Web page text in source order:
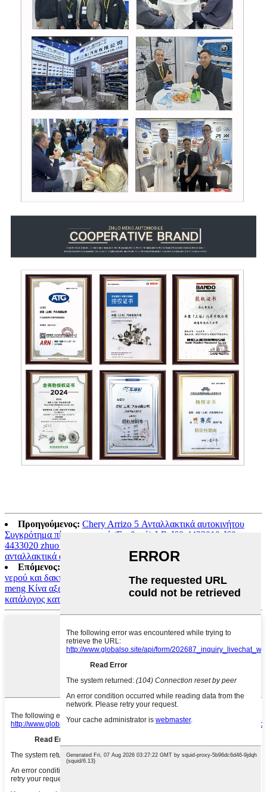
Προηγούμενος: Chery Arrizo 5 Ανταλλακτικά αυτοκινήτου
Συγκρότημα πίσω φαναριού (Σταθερό)-LR-J60-4433010-J60-
4433020 zhuo meng Κίνα αξεσουάρ ανταλλακτικά πορσελάνης
ανταλλακτικά αυτοκινήτων mg κατάλογος κατασκευαστής
Επόμενος:
νερού και δακτυλίου στεγανοποίησης E4G16-1307010AB zhuo
meng Κίνα αξεσουάρ ανταλλακτικά ανταλλακτικά αυτοκινήτων mg
κατάλογος κατασκευαστής